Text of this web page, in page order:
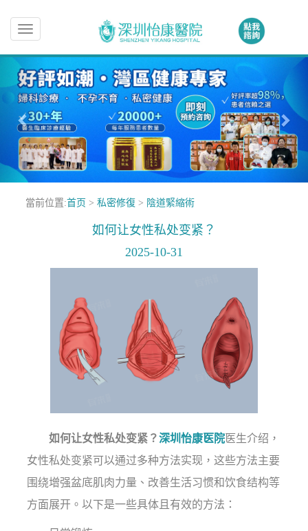
Toggle
navigation
當前位置:首页 > 私密修復 > 陰道緊縮術
如何让女性私处变紧？
2025-10-31
如何让女性私处变紧？深圳怡康医院医生介绍，
女性私处变紧可以通过多种方法实现，这些方法主要
围绕增强盆底肌肉力量、改善生活习惯和饮食结构等
方面展开。以下是一些具体且有效的方法：